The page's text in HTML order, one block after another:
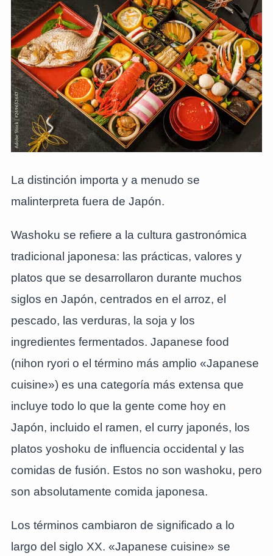
La distinción importa y a menudo se
malinterpreta fuera de Japón.
Washoku se refiere a la cultura gastronómica
tradicional japonesa: las prácticas, valores y
platos que se desarrollaron durante muchos
siglos en Japón, centrados en el arroz, el
pescado, las verduras, la soja y los
ingredientes fermentados. Japanese food
(nihon ryori o el término más amplio «Japanese
cuisine») es una categoría más extensa que
incluye todo lo que la gente come hoy en
Japón, incluido el ramen, el curry japonés, los
platos yoshoku de influencia occidental y las
comidas de fusión. Estos no son washoku, pero
son absolutamente comida japonesa.
Los términos cambiaron de significado a lo
largo del siglo XX. «Japanese cuisine» se